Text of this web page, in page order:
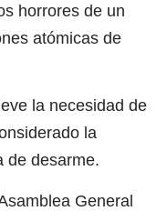
horrores de un
atómicas de
la necesidad de
la
de desarme.
General